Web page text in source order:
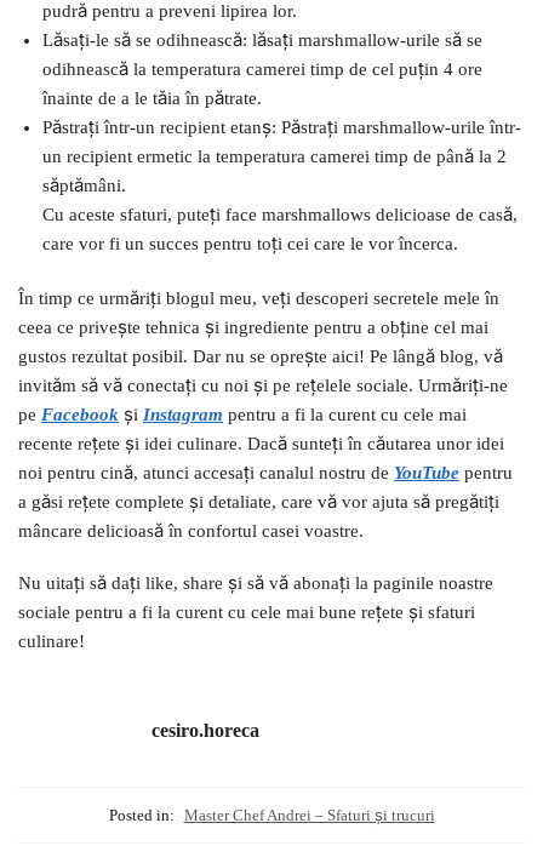
pudră pentru a preveni lipirea lor.
Lăsați-le să se odihnească: lăsați marshmallow-urile să se
odihnească la temperatura camerei timp de cel puțin 4 ore
înainte de a le tăia în pătrate.
Păstrați într-un recipient etanș: Păstrați marshmallow-urile într-
un recipient ermetic la temperatura camerei timp de până la 2
săptămâni.
Cu aceste sfaturi, puteți face marshmallows delicioase de casă,
care vor fi un succes pentru toți cei care le vor încerca.
În timp ce urmăriți blogul meu, veți descoperi secretele mele în
ceea ce privește tehnica și ingrediente pentru a obține cel mai
gustos rezultat posibil. Dar nu se oprește aici! Pe lângă blog, vă
invităm să vă conectați cu noi și pe rețelele sociale. Urmăriți-ne
pe Facebook și Instagram pentru a fi la curent cu cele mai
recente rețete și idei culinare. Dacă sunteți în căutarea unor idei
noi pentru cină, atunci accesați canalul nostru de YouTube pentru
a găsi rețete complete și detaliate, care vă vor ajuta să pregătiți
mâncare delicioasă în confortul casei voastre.
Nu uitați să dați like, share și să vă abonați la paginile noastre
sociale pentru a fi la curent cu cele mai bune rețete și sfaturi
culinare!
cesiro.horeca
Posted in: Master Chef Andrei – Sfaturi și trucuri